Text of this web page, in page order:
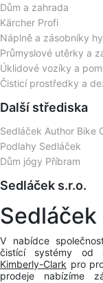
Dům a zahrada
Kärcher Profi
Náplně a zásobníky
Průmyslové utěrky a
Úklidové vozíky a
Čisticí prostředky a
Další střediska
Sedláček Author Bike
Podlahy Sedláček
Dům jógy Příbram
Sedláček s.r.o.
Sedláček
V nabídce
čistící systémy od
Kimberly-Clark pro
prodeje nabízíme